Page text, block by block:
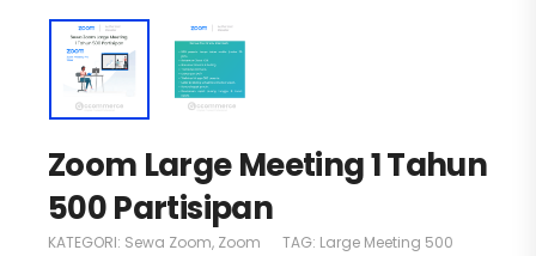
Zoom Large Meeting 1 Tahun
500 Partisipan
KATEGORI: Sewa Zoom, Zoom TAG: Large Meeting 500